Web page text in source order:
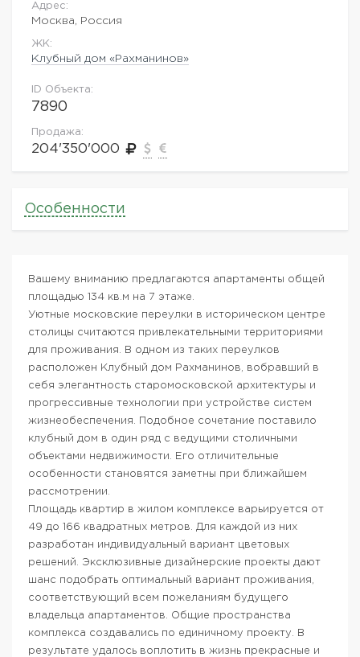
Адрес:
Москва, Россия
ЖK:
Клубный дом «Рахманинов»
ID Объекта:
7890
Продажа:
204'350'000
Особенности
Вашему вниманию предлагаются апартаменты общей
площадью 134 кв.м на 7 этаже.
Уютные московские переулки в историческом центре
столицы считаются привлекательными территориями
для проживания. В одном из таких переулков
расположен Клубный дом Рахманинов, вобравший в
себя элегантность старомосковской архитектуры и
прогрессивные технологии при устройстве систем
жизнеобеспечения. Подобное сочетание поставило
клубный дом в один ряд с ведущими столичными
объектами недвижимости. Его отличительные
особенности становятся заметны при ближайшем
рассмотрении.
Площадь квартир в жилом комплексе варьируется от
49 до 166 квадратных метров. Для каждой из них
разработан индивидуальный вариант цветовых
решений. Эксклюзивные дизайнерские проекты дают
шанс подобрать оптимальный вариант проживания,
соответствующий всем пожеланиям будущего
владельца апартаментов. Общие пространства
комплекса создавались по единичному проекту. В
результате удалось воплотить в жизнь прекрасные и